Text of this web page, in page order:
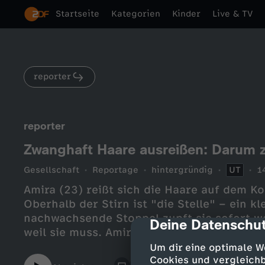
cmp-dialog-
Deine
Um dir eine optimale
Cookies und
Startseite Kategorien Kinder Live & TV
reporter
reporter
Zwanghaft Haare ausreißen:
Gesellschaft Reportage hintergründig UT
Amira (23) reißt sich die Haare auf dem
Oberhalb der Stirn ist "die Stelle" – ein
nachwachsende Stoppel zupft sie sofort
weil sie muss. Amira hat Trichotillomanie –
auszureißen. Und dieser Zwang schränkt
Familie zur Verzweiflung getrieben.